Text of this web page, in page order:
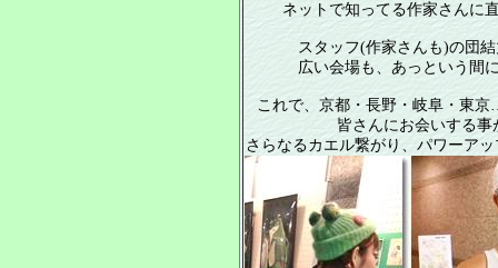
ネットで知ってる作家さんに
スタッフ(作家さんも)の団
広い会場も、あっという間
これで、京都・長野・岐阜・東
皆さんにお会いする
さらなるカエル繋がり、パワーア